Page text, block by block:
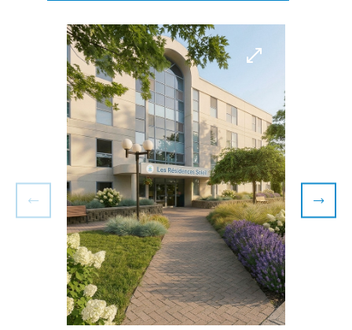
DE
2,9
MO
SERA
TÉLÉCHARGÉ
Agrandir
l'image
Agrandir